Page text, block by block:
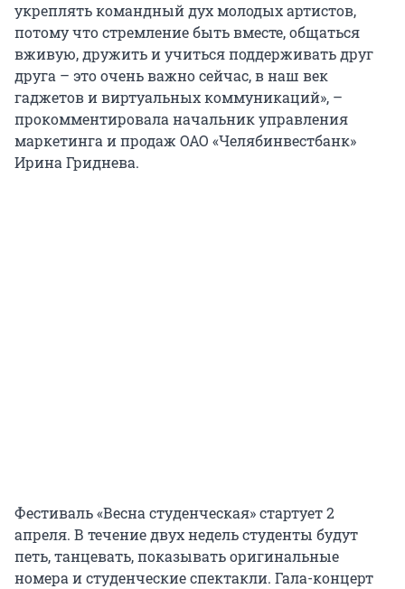
укреплять командный дух молодых артистов,
потому что стремление быть вместе, общаться
вживую, дружить и учиться поддерживать друг
друга – это очень важно сейчас, в наш век
гаджетов и виртуальных коммуникаций», –
прокомментировала начальник управления
маркетинга и продаж ОАО «Челябинвестбанк»
Ирина Гриднева.
Фестиваль «Весна студенческая» стартует 2
апреля. В течение двух недель студенты будут
петь, танцевать, показывать оригинальные
номера и студенческие спектакли. Гала-концерт